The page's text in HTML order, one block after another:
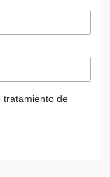
tratamiento de